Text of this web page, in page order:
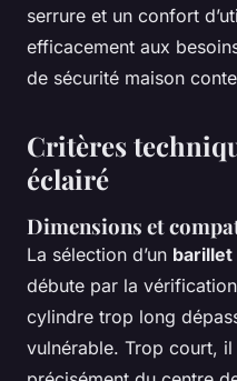
serrure et un confort
efficacement aux
de sécurité maison
Critères
éclairé
Dimensions et
La sélection d’un
débute par la
cylindre trop long
vulnérable. Trop court,